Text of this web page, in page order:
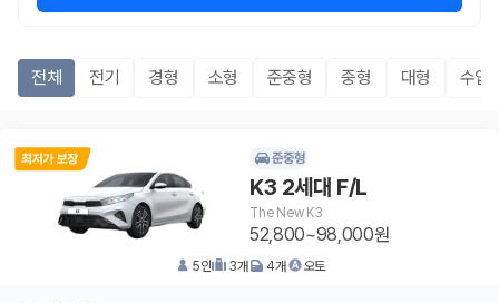
전체 전기 경형 소형 준중형 중형 대형 수입
준중형
K3 2세대 F/L
The New K3
52,800~98,000원
5인 3개 4개 오토